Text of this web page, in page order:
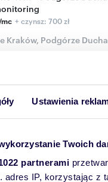
Ustawienia
Twoich
partnerami
adres IP, korzystając z
/mc + czynsz: 700 zł
Kraków, Podgórze
Podgórze Duchackie – ul.
mieszkanie